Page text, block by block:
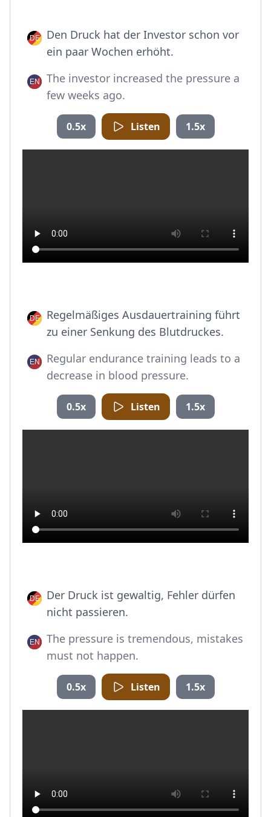
Den Druck hat der Investor schon vor
ein paar Wochen erhöht.
The investor increased the pressure a
few weeks ago.
0.5x Listen 1.5x
Regelmäßiges Ausdauertraining führt
zu einer Senkung des Blutdruckes.
Regular endurance training leads to a
decrease in blood pressure.
0.5x Listen 1.5x
Der Druck ist gewaltig, Fehler dürfen
nicht passieren.
The pressure is tremendous, mistakes
must not happen.
0.5x Listen 1.5x